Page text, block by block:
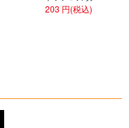
203 円(税込)